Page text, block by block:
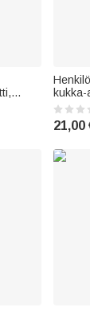
kukka-
tytöille
21,00